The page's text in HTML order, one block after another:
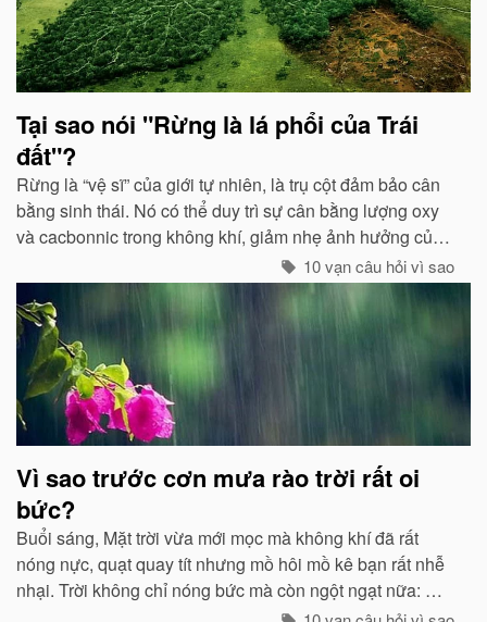
Tại sao nói "Rừng là lá phổi của Trái
đất"?
Rừng là “vệ sĩ” của giới tự nhiên, là trụ cột đảm bảo cân
bằng sinh thái. Nó có thể duy trì sự cân bằng lượng oxy
và cacbonnic trong không khí, giảm nhẹ ảnh hưởng của
các chất thải, khí độc gây nên ô nhiễm, làm trong sạch
môi trường...
10 vạn câu hỏi vì sao
Vì sao trước cơn mưa rào trời rất oi
bức?
Buổi sáng, Mặt trời vừa mới mọc mà không khí đã rất
nóng nực, quạt quay tít nhưng mồ hôi mồ kê bạn rất nhễ
nhại. Trời không chỉ nóng bức mà còn ngột ngạt nữa: Đó
chính là dấu hiệu bắt đẩu của một cơn mưa rào...